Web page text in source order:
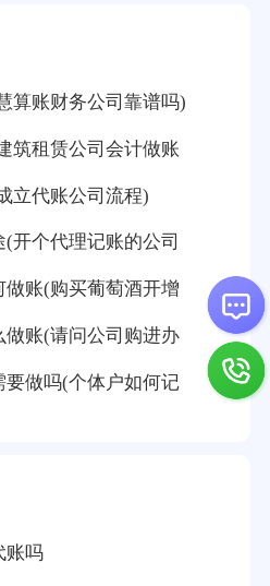
算账财务公司靠谱吗)
筑租赁公司会计做账
立代账公司流程)
开个代理记账的公司
账(购买葡萄酒开增
账(请问公司购进办
做吗(个体户如何记
账吗